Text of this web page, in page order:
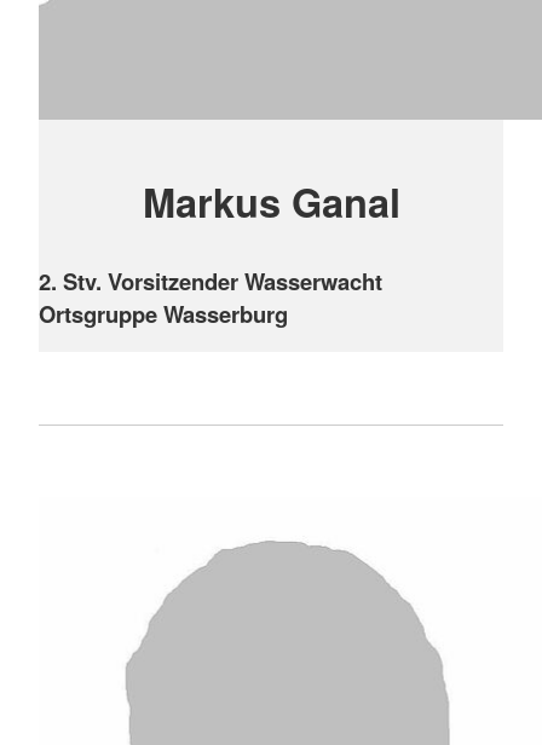
Markus Ganal
2. Stv. Vorsitzender Wasserwacht
Ortsgruppe Wasserburg